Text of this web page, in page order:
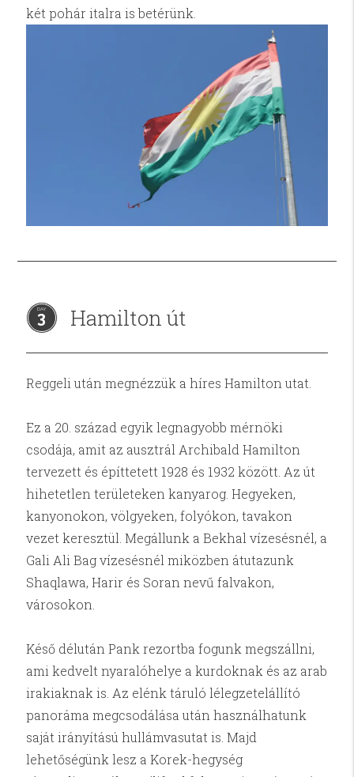
két pohár italra is betérünk.
3 Hamilton út
Reggeli után megnézzük a híres Hamilton utat.
Ez a 20. század egyik legnagyobb mérnöki
csodája, amit az ausztrál Archibald Hamilton
tervezett és építtetett 1928 és 1932 között. Az út
hihetetlen területeken kanyarog. Hegyeken,
kanyonokon, völgyeken, folyókon, tavakon
vezet keresztül. Megállunk a Bekhal vízesésnél, a
Gali Ali Bag vízesésnél miközben átutazunk
Shaqlawa, Harir és Soran nevű falvakon,
városokon.
Késő délután Pank rezortba fogunk megszállni,
ami kedvelt nyaralóhelye a kurdoknak és az arab
irakiaknak is. Az elénk táruló lélegzetelállító
panoráma megcsodálása után használhatunk
saját irányítású hullámvasutat is. Majd
lehetőségünk lesz a Korek-hegység